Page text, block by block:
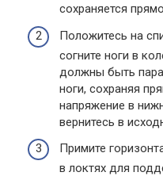
сохраняется
Положитесь на
согните ноги в
должны быть
ноги, сохраняя
напряжение в
вернитесь в
Примите
в локтях для